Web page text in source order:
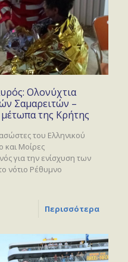
Ολονύχτια
Σαμαρειτών –
της Κρήτης
του Ελληνικού
και Μοίρες
για την ενίσχυση των
νότιο Ρέθυμνο
Περισσότερα